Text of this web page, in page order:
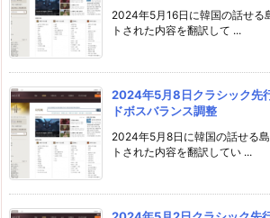
2024年5月16日に韓国の話せる
トされた内容を翻訳して ...
2024年5月8日クラシック先
ドボスバランス調整
2024年5月8日に韓国の話せる
トされた内容を翻訳してい ...